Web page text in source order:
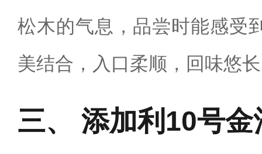
松木的气息，品尝时能感受
美结合，入口柔顺，回味悠
添加利10号金